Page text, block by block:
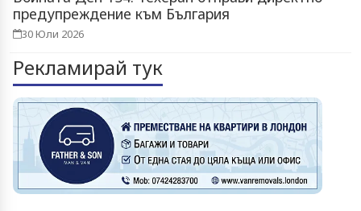
предупреждение към България
30 Юли 2026
Рекламирай тук